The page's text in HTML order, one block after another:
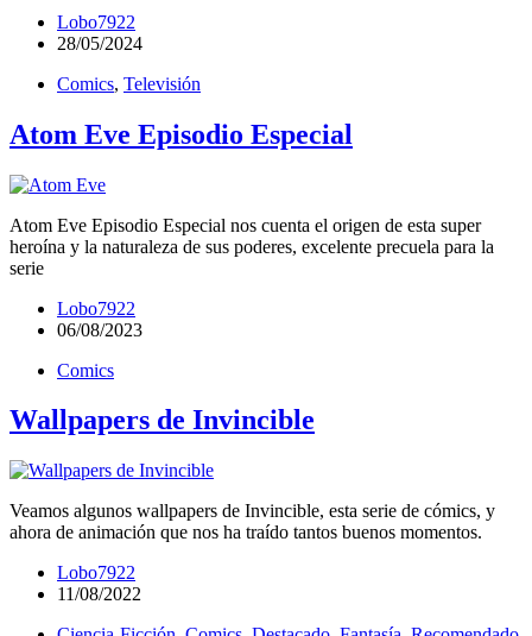
Lobo7922
28/05/2024
Comics, Televisión
Atom Eve Episodio Especial
Atom Eve Episodio Especial nos cuenta el origen de esta super
heroína y la naturaleza de sus poderes, excelente precuela para la
serie
Lobo7922
06/08/2023
Comics
Wallpapers de Invincible
Veamos algunos wallpapers de Invincible, esta serie de cómics, y
ahora de animación que nos ha traído tantos buenos momentos.
Lobo7922
11/08/2022